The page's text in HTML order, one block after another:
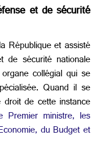
et de sécurité
République et assisté
de sécurité nationale
collégial qui se
Quand il se
de cette instance
Premier ministre, les
du Budget et